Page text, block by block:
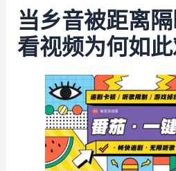
当乡音被距离
看视频为何如此